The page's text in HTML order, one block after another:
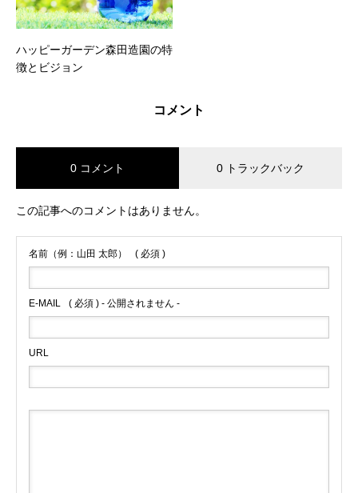
ハッピーガーデン森田造園の特
徴とビジョン
コメント
0 コメント 0 トラックバック
この記事へのコメントはありません。
名前（例：山田 太郎） ( 必須 )
E-MAIL ( 必須 ) - 公開されません -
URL